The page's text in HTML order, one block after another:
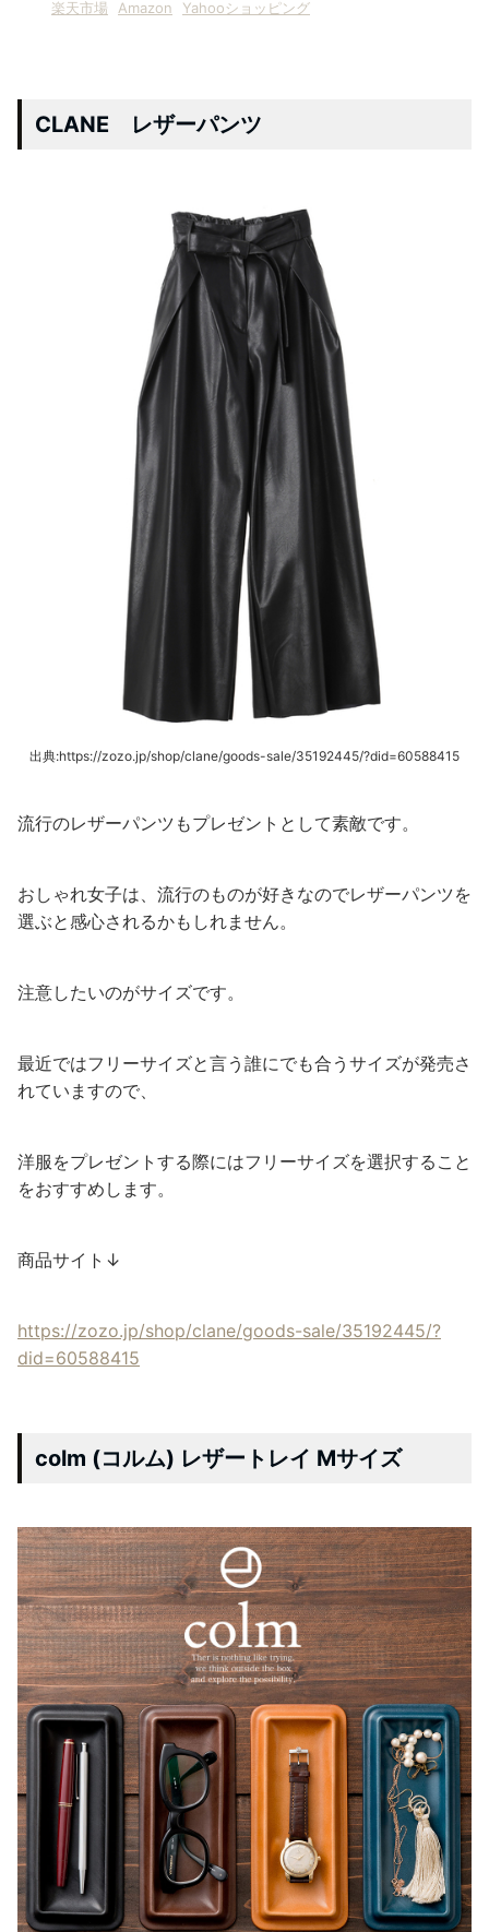
楽天市場 Amazon Yahooショッピング
CLANE レザーパンツ
出典:https://zozo.jp/shop/clane/goods-sale/35192445/?did=60588415
流行のレザーパンツもプレゼントとして素敵です。
おしゃれ女子は、流行のものが好きなのでレザーパンツを
選ぶと感心されるかもしれません。
注意したいのがサイズです。
最近ではフリーサイズと言う誰にでも合うサイズが発売さ
れていますので、
洋服をプレゼントする際にはフリーサイズを選択すること
をおすすめします。
商品サイト↓
https://zozo.jp/shop/clane/goods-sale/35192445/?
did=60588415
colm (コルム) レザートレイ Mサイズ